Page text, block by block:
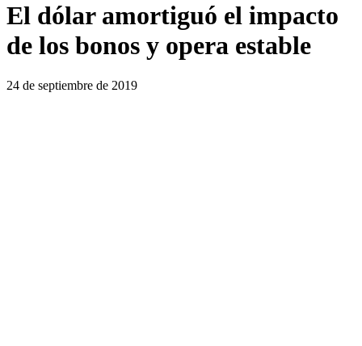
El dólar amortiguó el impacto
de los bonos y opera estable
24 de septiembre de 2019